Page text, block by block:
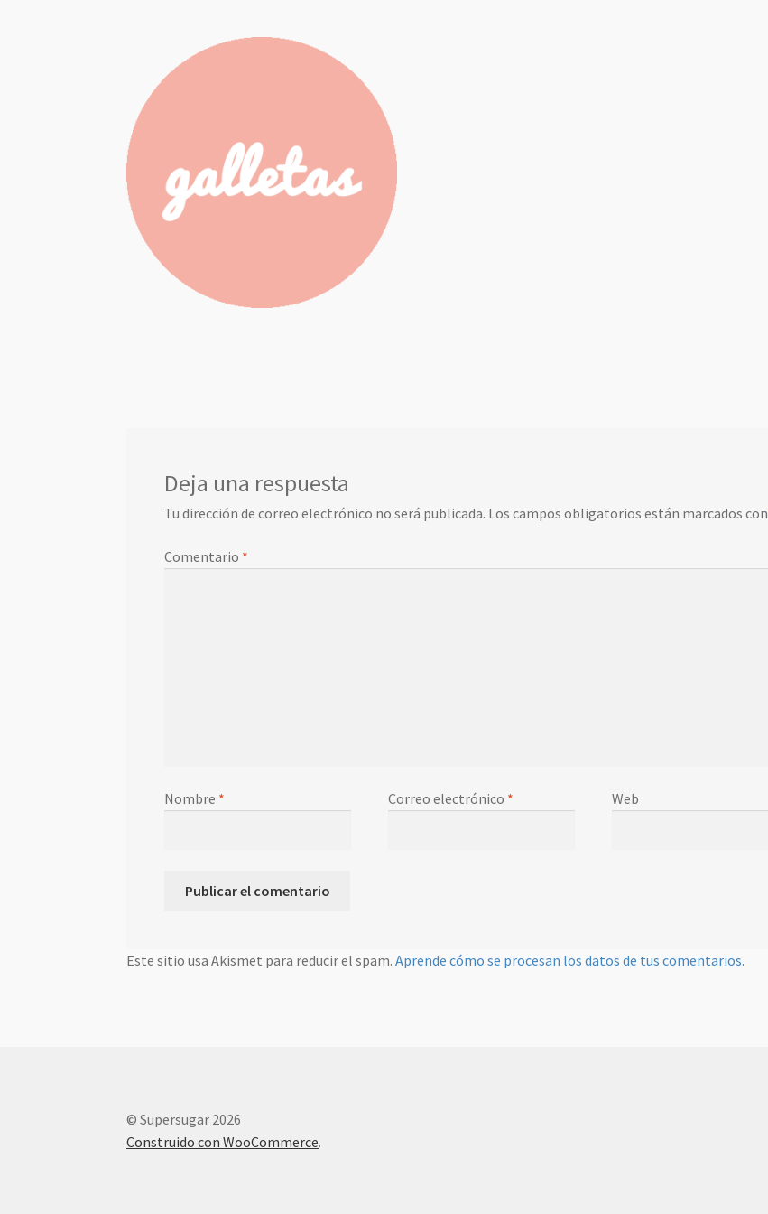
Deja una respuesta
Tu dirección de correo electrónico no será publicada. Los campos obligatorios están marcados con
Comentario *
Nombre * Correo electrónico * Web
Este sitio usa Akismet para reducir el spam.Aprende cómo se procesan los datos de tus comentarios.
© Supersugar 2026
Construido con WooCommerce.